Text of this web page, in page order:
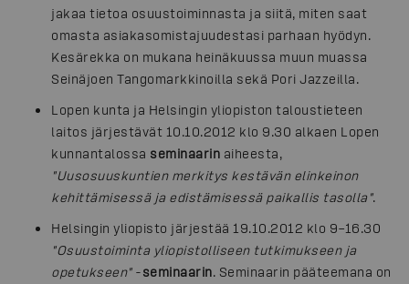
jakaa tietoa osuustoiminnasta ja siitä, miten saat
omasta asiakasomistajuudestasi parhaan hyödyn.
Kesärekka on mukana heinäkuussa muun muassa
Seinäjoen Tangomarkkinoilla sekä Pori Jazzeilla.
Lopen kunta ja Helsingin yliopiston taloustieteen
laitos järjestävät 10.10.2012 klo 9.30 alkaen Lopen
kunnantalossa seminaarin aiheesta,
"Uusosuuskuntien merkitys kestävän elinkeinon
kehittämisessä ja edistämisessä paikallis tasolla".
Helsingin yliopisto järjestää 19.10.2012 klo 9–16.30
"Osuustoiminta yliopistolliseen tutkimukseen ja
opetukseen"-seminaarin. Seminaarin pääteemana on